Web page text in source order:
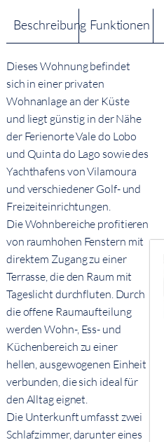
Beschreibung Funktionen
Dieses Wohnung befindet
sich in einer privaten
Wohnanlage an der Küste
und liegt günstig in der Nähe
der Ferienorte Vale do Lobo
und Quinta do Lago sowie des
Yachthafens von Vilamoura
und verschiedener Golf- und
Freizeiteinrichtungen.
Die Wohnbereiche profitieren
von raumhohen Fenstern mit
direktem Zugang zu einer
Terrasse, die den Raum mit
Tageslicht durchfluten. Durch
die offene Raumaufteilung
werden Wohn-, Ess- und
Küchenbereich zu einer
hellen, ausgewogenen Einheit
verbunden, die sich ideal für
den Alltag eignet.
Die Unterkunft umfasst zwei
Schlafzimmer, darunter eines